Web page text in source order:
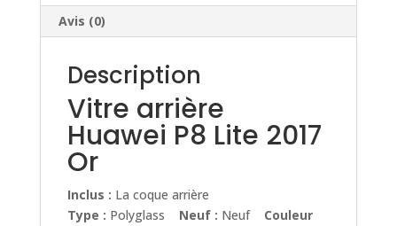
Avis (0)
Description
Vitre arrière
Huawei P8 Lite 2017
Or
Inclus : La coque arrière
Type : Polyglass Neuf : Neuf Couleur